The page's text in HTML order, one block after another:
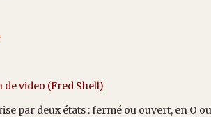
de video (Fred Shell)
par deux états : fermé ou ouvert, en O